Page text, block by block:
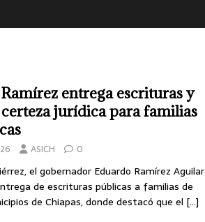
entrega escrituras y
jurídica para familias
ASICH 0
el gobernador Eduardo Ramírez Aguilar
de escrituras públicas a familias de
de Chiapas, donde destacó que el […]